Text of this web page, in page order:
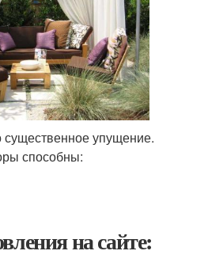
существенное упущение.
способны:
на сайте: